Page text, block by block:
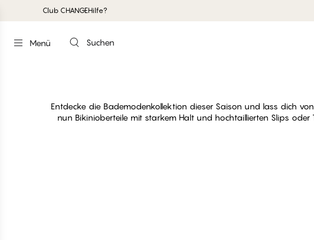
Club CHANGEHilfe?
Menü Suchen
Entdecke die Bademodenkollektion dieser Saison und lass dich
nun Bikinioberteile mit starkem Halt und hochtaillierten Slips